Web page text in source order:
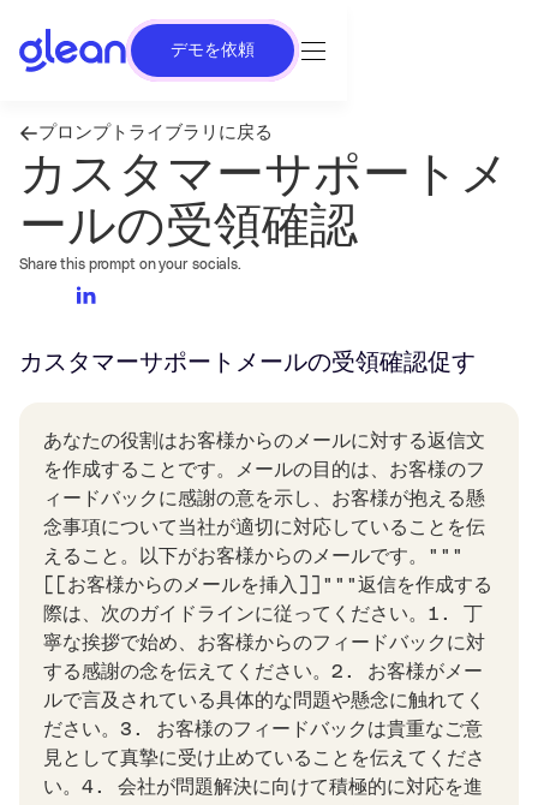
デモを依頼
プロンプトライブラリに戻る
カスタマーサポートメ
ールの受領確認
Share this prompt on your socials.
カスタマーサポートメールの受領確認促す
あなたの役割はお客様からのメールに対する返信文
を作成することです。メールの目的は、お客様のフ
ィードバックに感謝の意を示し、お客様が抱える懸
念事項について当社が適切に対応していることを伝
えること。以下がお客様からのメールです。"""
[[お客様からのメールを挿入]]"""返信を作成する
際は、次のガイドラインに従ってください。1. 丁
寧な挨拶で始め、お客様からのフィードバックに対
する感謝の念を伝えてください。2. お客様がメー
ルで言及されている具体的な問題や懸念に触れてく
ださい。3. お客様のフィードバックは貴重なご意
見として真摯に受け止めていることを伝えてくださ
い。4. 会社が問題解決に向けて積極的に対応を進